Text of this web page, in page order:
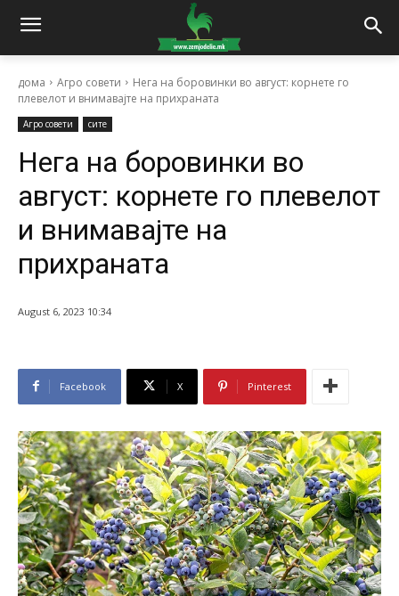
дома Агро совети
Нега на боровинки во август: корнете го
плевелот и внимавајте на прихраната
Агро совети сите
Нега на боровинки во
август: корнете го плевелот
и внимавајте на
прихраната
August 6, 2023 10:34
Facebook X Pinterest